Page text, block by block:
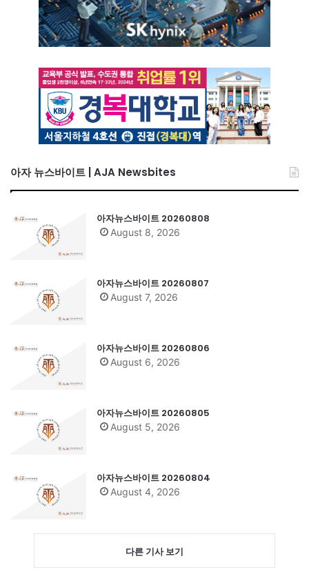
아자 뉴스바이트 | AJA Newsbites
아자뉴스바이트 20260808
August 8, 2026
아자뉴스바이트 20260807
August 7, 2026
아자뉴스바이트 20260806
August 6, 2026
아자뉴스바이트 20260805
August 5, 2026
아자뉴스바이트 20260804
August 4, 2026
다른 기사 보기